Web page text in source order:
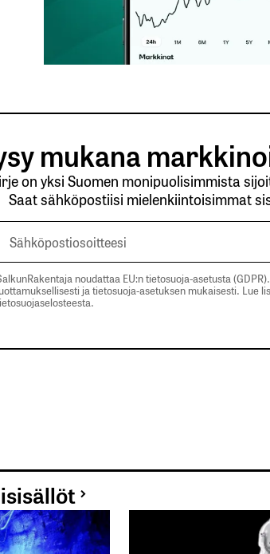
mukana
on yksi Suomen monipuolisimmista
Saat sähköpostiisi mielenkiintoisimmat
noudattaa EU:n tietosuoja-asetusta
ja tietosuoja-asetuksen mukaisesti. Lue